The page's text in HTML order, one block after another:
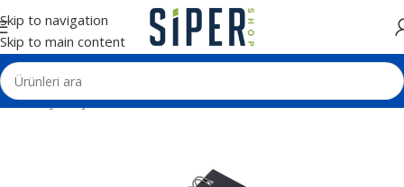
Skip to navigation
Skip to main content
Ana Sayfa Ajanda ve Defterler Tarihsiz Defterler